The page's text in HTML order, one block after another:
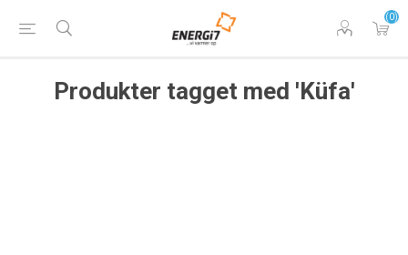
(0)
Produkter tagget med 'Küfa'